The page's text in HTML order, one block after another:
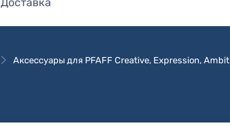
Аксессуары для PFAFF Creative, Expression,